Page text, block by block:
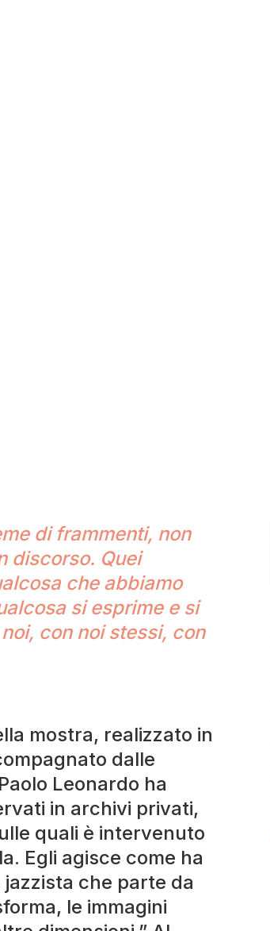
di frammenti, non
discorso. Quei
che abbiamo
si esprime e si
con noi stessi, con
mostra, realizzato in
dalle
Leonardo ha
in archivi privati,
quali è intervenuto
Egli agisce come ha
che parte da
le immagini